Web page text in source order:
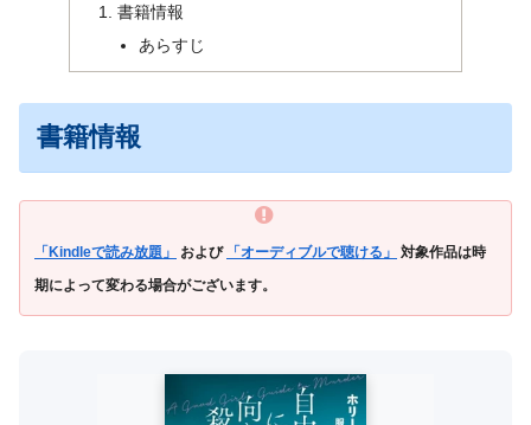
書籍情報
あらすじ
書籍情報
「Kindleで読み放題」 および 「オーディブルで聴ける」
対象作品は時
期によって変わる場合がございます。